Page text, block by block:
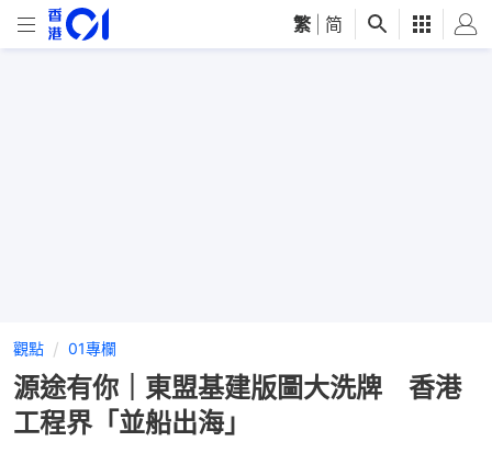
繁 简
觀點 01專欄
源途有你｜東盟基建版圖大洗牌 香港
工程界「並船出海」